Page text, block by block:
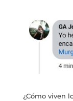
¿Cómo viven